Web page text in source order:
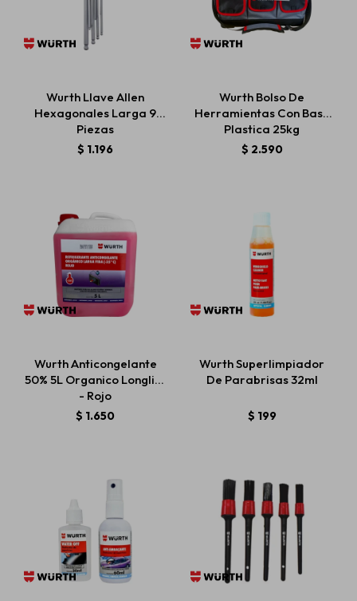
Wurth Llave Allen
Hexagonales Larga 9
Piezas
$ 1.196
Wurth Bolso De
Herramientas Con Base
Plastica 25kg
$ 2.590
Wurth Anticongelante
50% 5L Organico Longlife
- Rojo
$ 1.650
Wurth Superlimpiador
De Parabrisas 32ml
$ 199